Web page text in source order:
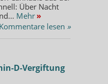
Über Nacht
Mehr »
lesen »
D-Vergiftung